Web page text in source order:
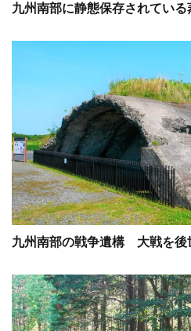
九州南部に静態保存されてい
九州南部の戦争遺構 大戦を